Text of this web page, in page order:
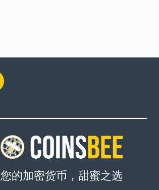
您的加密货币，甜蜜之选